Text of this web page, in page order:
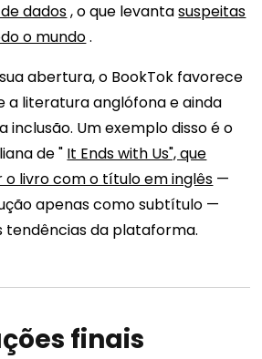
dados, o que levantasuspeitas
o mundo.
abertura, o BookTok favorece
a literatura anglófona e ainda
inclusão. Um exemplo disso é o
de " It Ends with Us", que
livro com o título em inglês —
apenas como subtítulo —
tendências da plataforma.
finais